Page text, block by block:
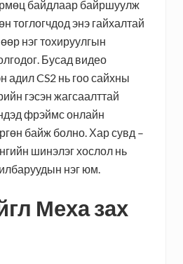
байдлаар байршуулж
тоглогчдод энэ гайхалтай
нэг тохируулгын
Бусад видео
адил CS2 нь гоо сайхны
гэсэн жагсаалттай
фрэймс онлайн
байж болно. Хар сувд –
шинэлэг хослол нь
нэг юм.
Меха зах